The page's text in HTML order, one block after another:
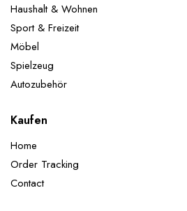
Haushalt & Wohnen
Sport & Freizeit
Möbel
Spielzeug
Autozubehör
Kaufen
Home
Order Tracking
Contact